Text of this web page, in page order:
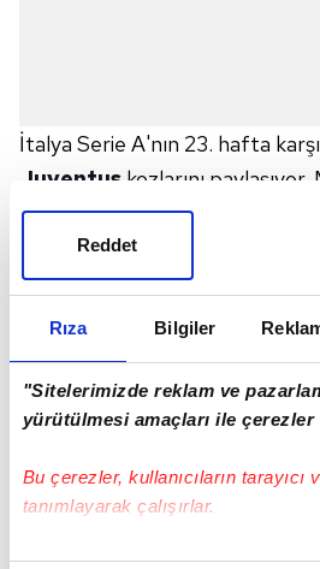
Rıza Bilgiler
"Sitelerimizde reklam ve
yürütülmesi amaçları ile çerezler
Bu çerezler, kullanıcıların tarayıcı
tanımlayarak çalışırlar.
Bu çerezlere izin vermeniz halinde
Reddet
İtalya Serie A'nın 23. hafta
Juventus kozlarını
anlatımı haberimizde...
MILAN JUVENTUS İLK 11'LER
Milan:Maignan; Calabria,
Hernandez; Tonali, Krunic;
Juventus:Szczesny; De
Alex Sandro; Bentancur,